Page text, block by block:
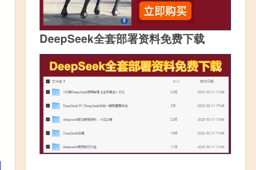
DeepSeek全套部署资料免费下载